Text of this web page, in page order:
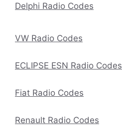
Delphi Radio Codes
VW Radio Codes
ECLIPSE ESN Radio Codes
Fiat Radio Codes
Renault Radio Codes